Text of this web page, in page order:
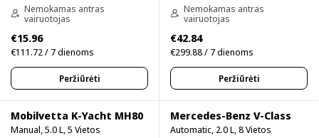
Nemokamas antras
vairuotojas
€15.96
€111.72 / 7 dienoms
Peržiūrėti
Nemokamas antras
vairuotojas
€42.84
€299.88 / 7 dienoms
Peržiūrėti
Mobilvetta K-Yacht MH80
Manual, 5.0 L, 5 Vietos
Mercedes-Benz V-Class
Automatic, 2.0 L, 8 Vietos